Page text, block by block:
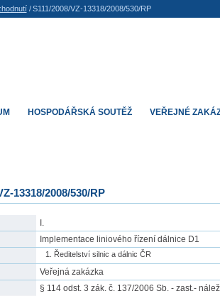
13318/2008/530/RP
I.
Implementace liniového řízení dálnice D1
Ředitelství silnic a dálnic ČR
Veřejná zakázka
§ 114 odst. 3 zák. č. 137/2006 Sb. - zast.-
HOSPODÁŘSKÁ SOUTĚŽ VEŘEJNÉ
/ S111/2008/VZ-13318/2008/530/RP